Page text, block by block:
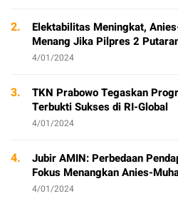
2.
Elektabilitas Meningkat,
Menang Jika Pilpres 2
4/01/2024
3.
TKN Prabowo Tegaskan
Terbukti Sukses di RI-Global
4/01/2024
4.
Jubir AMIN: Perbedaan
Fokus Menangkan Anies-
4/01/2024